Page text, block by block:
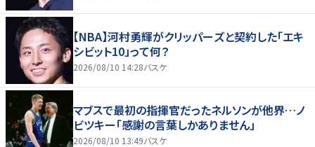
【NBA】河村勇輝がクリッパーズと契約した「エキ
シビット10」って何？
2026/08/10 14:28バスケ
マブスで最初の指揮官だったネルソンが他界…ノ
ビツキー「感謝の言葉しかありません」
2026/08/10 13:49バスケ